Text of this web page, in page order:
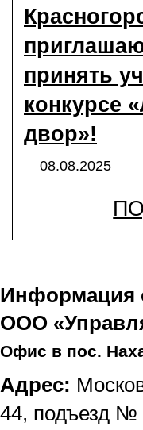
принять
конкурсе
двор»!
08.08.2025
Информация
ООО
Офис в пос.
Адрес:
44, подъезд №